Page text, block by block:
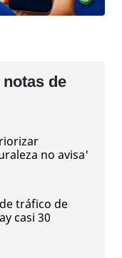
de
no avisa'
tráfico de
casi 30